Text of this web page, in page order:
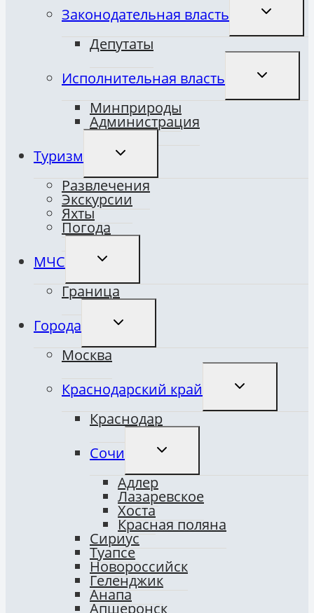
Законодательная власть
Депутаты
Исполнительная власть
Минприроды
Администрация
Туризм
ПЕРЕКЛЮЧИТЬ
ДОЧЕРНЕЕ
Развлечения
Экскурсии
Яхты
Погода
МЧС
ПЕРЕКЛЮЧИТЬ
ДОЧЕРНЕЕ
Граница
Города
ПЕРЕКЛЮЧИТЬ
ДОЧЕРНЕЕ
Москва
Краснодарский край
ДОЧЕРНЕЕ
Краснодар
Сочи
ПЕРЕКЛЮЧИТЬ
ДОЧЕРНЕЕ
Адлер
Лазаревское
Хоста
Красная поляна
Сириус
Туапсе
Новороссийск
Геленджик
Анапа
Апшеронск